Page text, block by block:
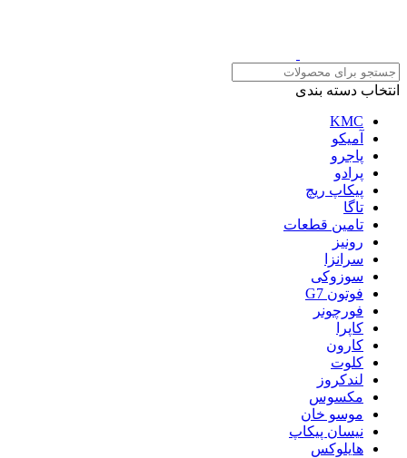
انتخاب دسته بندی
KMC
آمیکو
پاجرو
پرادو
پیکاپ ریچ
تاگا
تامین قطعات
رونیز
سرانزا
سوزوکی
فوتون G7
فورچونر
کاپرا
کارون
کلوت
لندکروز
مکسوس
موسو خان
نیسان پیکاپ
هایلوکس